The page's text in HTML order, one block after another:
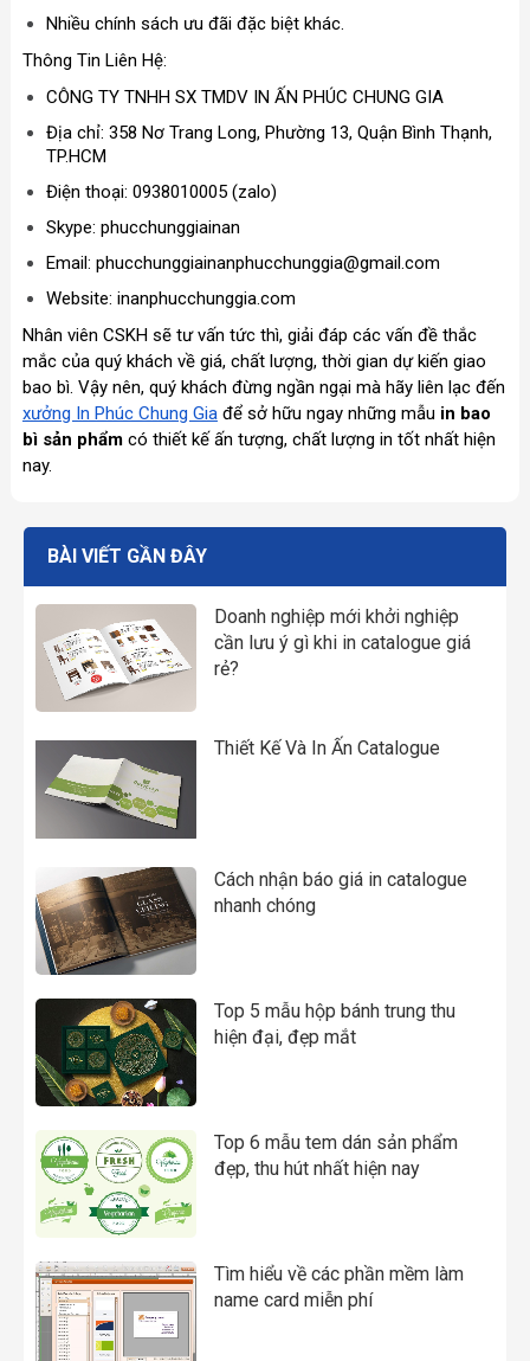
Nhiều chính sách ưu đãi đặc biệt khác.
Thông Tin Liên Hệ:
CÔNG TY TNHH SX TMDV IN ẤN PHÚC CHUNG GIA
Địa chỉ: 358 Nơ Trang Long, Phường 13, Quận Bình Thạnh,
TP.HCM
Điện thoại: 0938010005 (zalo)
Skype: phucchunggiainan
Email: phucchunggiainanphucchunggia@gmail.com
Website: inanphucchunggia.com
Nhân viên CSKH sẽ tư vấn tức thì, giải đáp các vấn đề thắc
mắc của quý khách về giá, chất lượng, thời gian dự kiến giao
bao bì. Vậy nên, quý khách đừng ngần ngại mà hãy liên lạc đến
xưởng In Phúc Chung Giađể sở hữu ngay những mẫu in bao
bì sản phẩmcó thiết kế ấn tượng, chất lượng in tốt nhất hiện
nay.
BÀI VIẾT GẦN ĐÂY
Doanh nghiệp mới khởi nghiệp
cần lưu ý gì khi in catalogue giá
rẻ?
Thiết Kế Và In Ấn Catalogue
Cách nhận báo giá in catalogue
nhanh chóng
Top 5 mẫu hộp bánh trung thu
hiện đại, đẹp mắt
Top 6 mẫu tem dán sản phẩm
đẹp, thu hút nhất hiện nay
Tìm hiểu về các phần mềm làm
name card miễn phí